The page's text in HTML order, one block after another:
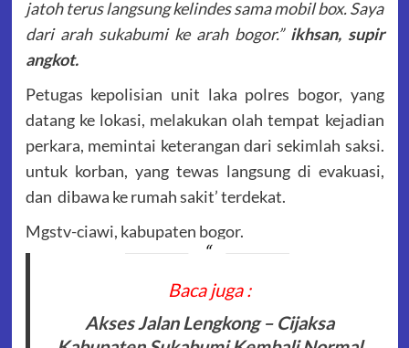
jatoh terus langsung kelindes sama mobil box. Saya
dari arah sukabumi ke arah bogor.” ikhsan, supir
angkot.
Petugas kepolisian unit laka polres bogor, yang
datang ke lokasi, melakukan olah tempat kejadian
perkara, memintai keterangan dari sekimlah saksi.
untuk korban, yang tewas langsung di evakuasi,
dan dibawa ke rumah sakit’ terdekat.
Mgstv-ciawi, kabupaten bogor.
Baca juga :
Akses Jalan Lengkong – Cijaksa